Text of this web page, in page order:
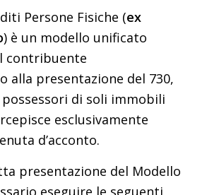
Persone Fisiche (ex
) è un modello unificato
contribuente
alla presentazione del 730,
di soli immobili
esclusivamente
d’acconto.
presentazione del Modello
eseguire le seguenti